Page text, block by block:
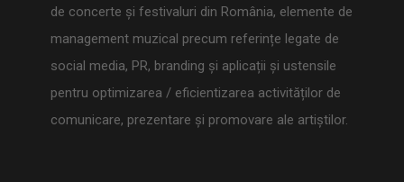
de concerte și festivaluri din România, elemente de
management muzical precum referințe legate de
social media, PR, branding și aplicații și ustensile
pentru optimizarea / eficientizarea activităților de
comunicare, prezentare și promovare ale artiștilor.